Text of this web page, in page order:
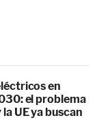
en
el problema
UE ya buscan